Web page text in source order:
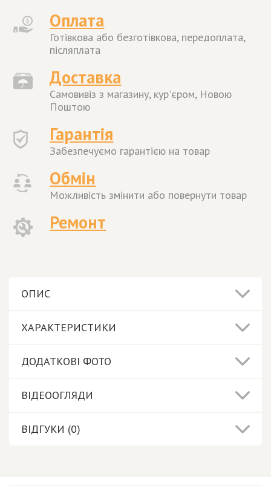
Оплата
Готівкова або безготівкова, передоплата,
післяплата
Доставка
Самовивіз з магазину, кур'єром, Новою
Поштою
Гарантія
Забезпечуємо гарантією на товар
Обмін
Можливість змінити або повернути товар
Ремонт
ОПИС
ХАРАКТЕРИСТИКИ
ДОДАТКОВІ ФОТО
ВІДЕООГЛЯДИ
ВІДГУКИ (0)